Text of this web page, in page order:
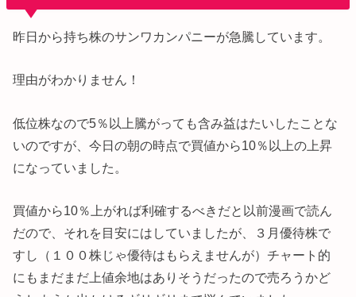
昨日から持ち株のサンワカンパニーが急騰しています。
理由がわかりません！
低位株なので5％以上騰がっても含み益はたいしたことな
いのですが、今日の朝の時点で買値から10％以上の上昇
になっていました。
買値から10％上がれば利確するべきだと以前漫画で読ん
だので、それを目安にはしていましたが、３月優待株で
すし（１００株じゃ優待はもらえませんが）チャート的
にもまだまだ上値余地はありそうだったので売ろうかど